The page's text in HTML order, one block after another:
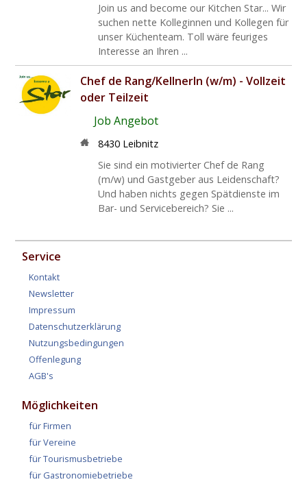
Join us and become our Kitchen Star... Wir
suchen nette Kolleginnen und Kollegen für
unser Küchenteam. Toll wäre feuriges
Interesse an Ihren ...
Chef de Rang/KellnerIn (w/m) - Vollzeit
oder Teilzeit
Job Angebot
8430 Leibnitz
Sie sind ein motivierter Chef de Rang
(m/w) und Gastgeber aus Leidenschaft?
Und haben nichts gegen Spätdienste im
Bar- und Servicebereich? Sie ...
Service
Kontakt
Newsletter
Impressum
Datenschutzerklärung
Nutzungsbedingungen
Offenlegung
AGB's
Möglichkeiten
für Firmen
für Vereine
für Tourismusbetriebe
für Gastronomiebetriebe